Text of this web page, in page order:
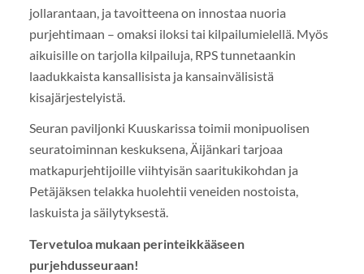
jollarantaan, ja tavoitteena on innostaa nuoria
purjehtimaan – omaksi iloksi tai kilpailumielellä. Myös
aikuisille on tarjolla kilpailuja, RPS tunnetaankin
laadukkaista kansallisista ja kansainvälisistä
kisajärjestelyistä.
Seuran paviljonki Kuuskarissa toimii monipuolisen
seuratoiminnan keskuksena, Äijänkari tarjoaa
matkapurjehtijoille viihtyisän saaritukikohdan ja
Petäjäksen telakka huolehtii veneiden nostoista,
laskuista ja säilytyksestä.
Tervetuloa mukaan perinteikkääseen
purjehdusseuraan!